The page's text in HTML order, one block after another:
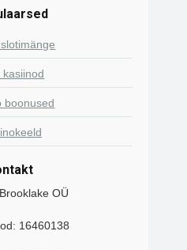
kasiinod
boonused
OÜ
16460138